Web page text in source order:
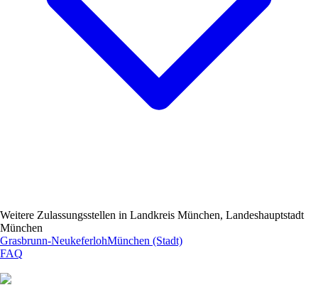
Weitere Zulassungsstellen in Landkreis München, Landeshauptstadt
München
Grasbrunn-NeukeferlohMünchen (Stadt)
FAQ